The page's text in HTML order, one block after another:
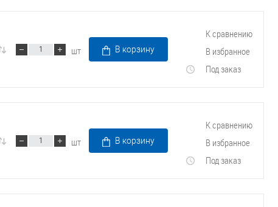
шт В корзину
К сравнению
В избранное
Под заказ
шт В корзину
К сравнению
В избранное
Под заказ